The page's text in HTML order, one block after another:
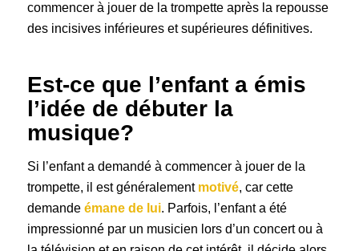
commencer à jouer de la trompette après la repousse
des incisives inférieures et supérieures définitives.
Est-ce que l’enfant a émis
l’idée de débuter la
musique?
Si l’enfant a demandé à commencer à jouer de la
trompette, il est généralement motivé, car cette
demande émane de lui. Parfois, l’enfant a été
impressionné par un musicien lors d’un concert ou à